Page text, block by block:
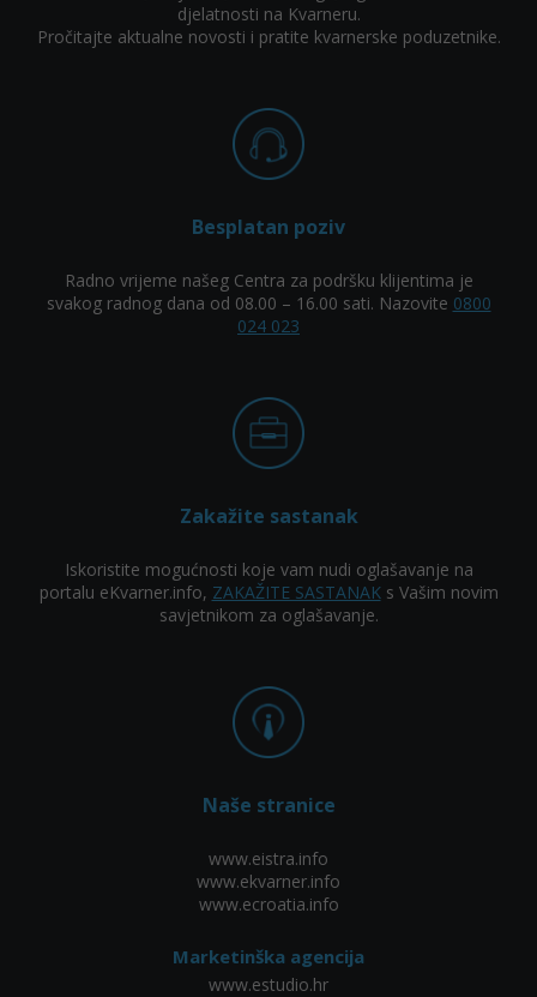
djelatnosti na Kvarneru.
Pročitajte aktualne novosti i pratite kvarnerske poduzetnike.
Besplatan poziv
Radno vrijeme našeg Centra za podršku klijentima je
svakog radnog dana od 08.00 – 16.00 sati. Nazovite 0800
024 023
Zakažite sastanak
Iskoristite mogućnosti koje vam nudi oglašavanje na
portalu eKvarner.info, ZAKAŽITE SASTANAKs Vašim novim
savjetnikom za oglašavanje.
Naše stranice
www.eistra.info
www.ekvarner.info
www.ecroatia.info
Marketinška agencija
www.estudio.hr